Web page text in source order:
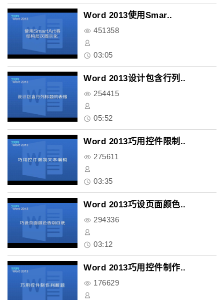
Word 2013使用Smar..
451358
03:05
Word 2013设计包含行列..
254415
05:52
Word 2013巧用控件限制..
275611
03:35
Word 2013巧设页面颜色..
294336
03:12
Word 2013巧用控件制作..
176629